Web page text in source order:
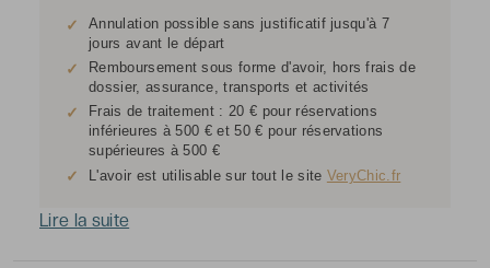
✓
Annulation possible sans justificatif jusqu'à 7
jours avant le départ
✓
Remboursement sous forme d'avoir, hors frais de
dossier, assurance, transports et activités
✓
Frais de traitement : 20 € pour réservations
inférieures à 500 € et 50 € pour réservations
supérieures à 500 €
✓ L'avoir est utilisable sur tout le site VeryChic.fr
Lire la suite